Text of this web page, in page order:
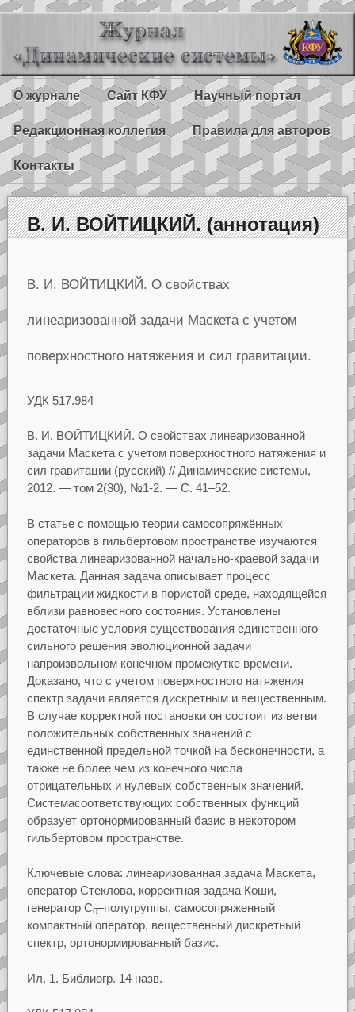
О журнале Сайт КФУ Научный портал
Редакционная коллегия Правила для авторов
Контакты
В. И. ВОЙТИЦКИЙ. (аннотация)
В. И. ВОЙТИЦКИЙ. О свойствах
линеаризованной задачи Маскета с учетом
поверхностного натяжения и сил гравитации.
УДК 517.984
В. И. ВОЙТИЦКИЙ. О свойствах линеаризованной
задачи Маскета с учетом поверхностного натяжения и
сил гравитации (русский) // Динамические системы,
2012. — том2(30), №1-2. — С. 41–52.
В статье с помощью теории самосопряжённых
операторов в гильбертовом пространстве изучаются
свойства линеаризованной начально-краевой задачи
Маскета. Данная задача описывает процесс
фильтрации жидкости в пористой среде, находящейся
вблизи равновесного состояния. Установлены
достаточные условия существования единственного
сильного решения эволюционной задачи
напроизвольном конечном промежутке времени.
Доказано, что с учетом поверхностного натяжения
спектр задачи является дискретным и вещественным.
В случае корректной постановки он состоит из ветви
положительных собственных значений с
единственной предельной точкой на бесконечности, а
также не более чем из конечного числа
отрицательных и нулевых собственных значений.
Системасоответствующих собственных функций
образует ортонормированный базис в некотором
гильбертовом пространстве.
Ключевые слова: линеаризованная задача Маскета,
оператор Стеклова, корректная задача Коши,
генератор C0–полугруппы, самосопряженный
компактный оператор, вещественный дискретный
спектр, ортонормированный базис.
Ил. 1. Библиогр. 14 назв.